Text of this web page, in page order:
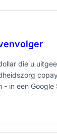
die u
- in een Google